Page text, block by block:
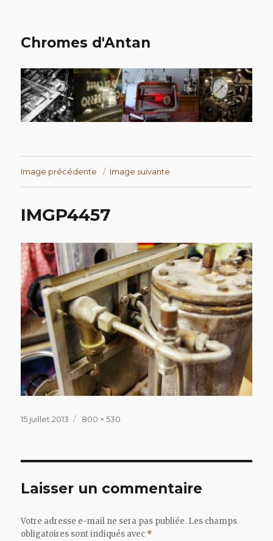
Chromes d'Antan
Image précédente Image suivante
IMGP4457
Publié
15 juillet 2013
Taille
800 × 530
Laisser un commentaire
Votre adresse e-mail ne sera pas publiée. Les champs
obligatoires sont indiqués avec *